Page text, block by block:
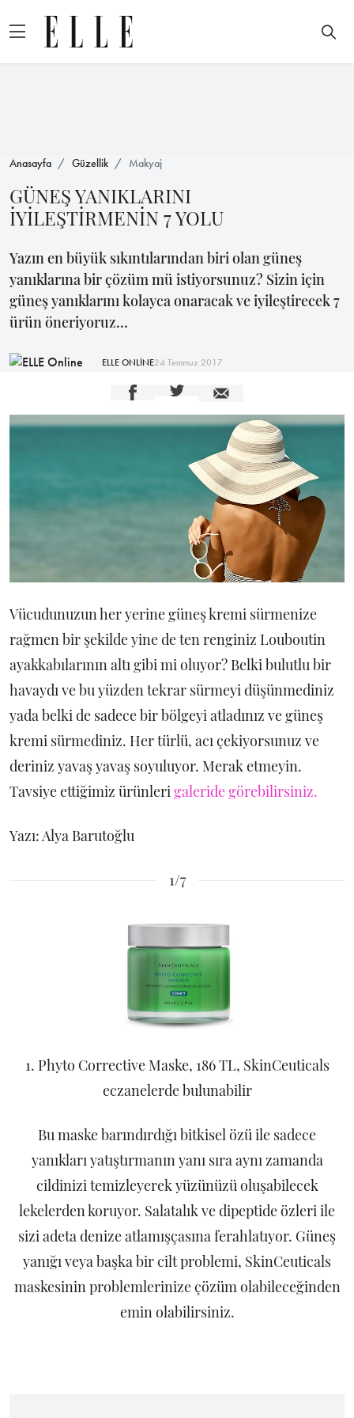
Anasayfa Güzellik Makyaj
GÜNEŞ YANIKLARINI
İYİLEŞTİRMENİN 7 YOLU
Yazın en büyük sıkıntılarından biri olan güneş
yanıklarına bir çözüm mü istiyorsunuz? Sizin için
güneş yanıklarını kolayca onaracak ve iyileştirecek 7
ürün öneriyoruz…
ELLE ONLİNE24 Temmuz 2017
Vücudunuzun her yerine güneş kremi sürmenize
rağmen bir şekilde yine de ten renginiz Louboutin
ayakkabılarının altı gibi mi oluyor? Belki bulutlu bir
havaydı ve bu yüzden tekrar sürmeyi düşünmediniz
yada belki de sadece bir bölgeyi atladınız ve güneş
kremi sürmediniz. Her türlü, acı çekiyorsunuz ve
deriniz yavaş yavaş soyuluyor. Merak etmeyin.
Tavsiye ettiğimiz ürünlerigaleride görebilirsiniz.
Yazı: Alya Barutoğlu
1/7
1. Phyto Corrective Maske, 186 TL, SkinCeuticals
eczanelerde bulunabilir
Bu maske barındırdığı bitkisel özü ile sadece
yanıkları yatıştırmanın yanı sıra aynı zamanda
cildinizi temizleyerek yüzünüzü oluşabilecek
lekelerden koruyor. Salatalık ve dipeptide özleri ile
sizi adeta denize atlamışçasına ferahlatıyor. Güneş
yanığı veya başka bir cilt problemi, SkinCeuticals
maskesinin problemlerinize çözüm olabileceğinden
emin olabilirsiniz.